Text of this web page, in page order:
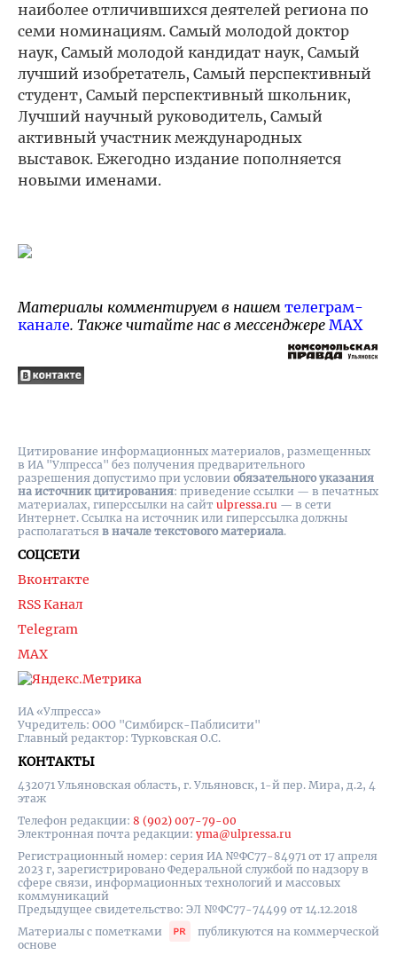
наиболее отличившихся деятелей региона по
семи номинациям. Самый молодой доктор
наук, Самый молодой кандидат наук, Самый
лучший изобретатель, Самый перспективный
студент, Самый перспективный школьник,
Лучший научный руководитель, Самый
активный участник международных
выставок. Ежегодно издание пополняется
новыми именами.
Материалы комментируем в нашем телеграм-
канале. Также читайте нас в мессенджере MAX
ИА «Улпресса»
Учредитель: ООО "Симбирск-Паблисити"
Главный редактор: Турковская О.С.
КОНТАКТЫ
432071 Ульяновская область, г. Ульяновск, 1-й пер. Мира, д.2, 4
этаж
Телефон редакции: 8 (902) 007-79-00
Электронная почта редакции: yma@ulpressa.ru
Регистрационный номер: серия ИА №ФС77-84971 от 17 апреля
2023 г, зарегистрировано Федеральной службой по надзору в
сфере связи, информационных технологий и массовых
коммуникаций
Предыдущее свидетельство: ЭЛ №ФС77-74499 от 14.12.2018
Материалы с пометками
публикуются на коммерческой
основе
СОЦСЕТИ
Вконтакте
RSS Канал
Telegram
MAX
Цитирование информационных материалов, размещенных
в ИА "Улпресса" без получения предварительного
разрешения допустимо при условии обязательного указания
на источник цитирования: приведение ссылки — в печатных
материалах, гиперссылки на cайт ulpressa.ru — в сети
Интернет. Ссылка на источник или гиперссылка должны
располагаться в начале текстового материала.